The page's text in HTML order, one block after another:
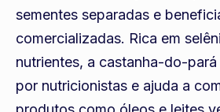
sementes separadas e
comercializadas. Rica em
nutrientes, a castanha-do-
por nutricionistas e ajuda a